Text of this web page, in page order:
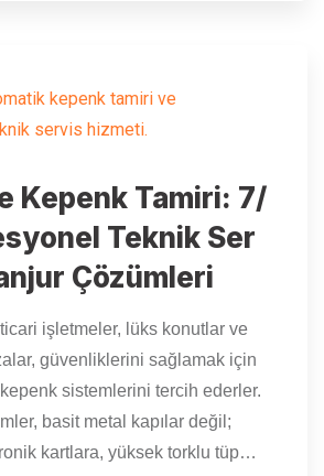
Kepenk Tamiri: 7/
Teknik Ser
Çözümleri
ticari işletmeler, lüks konutlar ve
güvenliklerini sağlamak için
sistemlerini tercih ederler.
basit metal kapılar değil;
kartlara, yüksek torklu tüp…